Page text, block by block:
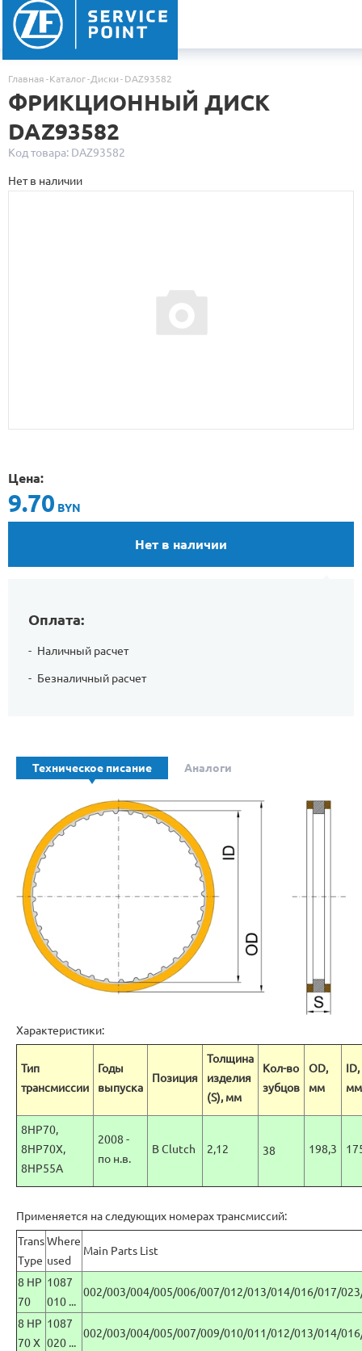
Главная Каталог Диски DAZ93582
ФРИКЦИОННЫЙ ДИСК
DAZ93582
Код товара: DAZ93582
Нет в наличии
Цена:
9.70 BYN
Нет в наличии
Оплата:
Наличный расчет
Безналичный расчет
Техническое писание Аналоги
Характеристики:
Тип
трансмиссии
Годы
выпуска
Позиция
Толщина
изделия
(S), мм
Кол-во
зубцов
OD,
мм
ID,
мм
8HP70,
8HP70X,
8HP55A
2008 -
по н.в.
B Clutch 2,12 38 198,3
Применяется на следующих номерах трансмиссий:
Trans
Type
Where
used
Main Parts List
8 HP
70
1087
010 ...
002/003/004/005/006/007/012/013/014/016/017/
8 HP
70 X
1087
020 ...
002/003/004/005/007/009/010/011/012/013/014/